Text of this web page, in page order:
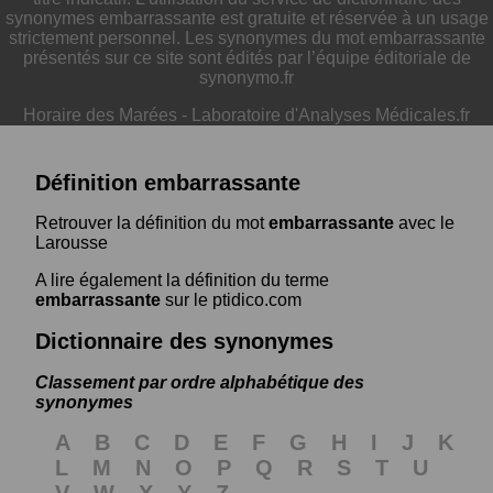
synonymes embarrassante est gratuite et réservée à un usage
strictement personnel. Les synonymes du mot embarrassante
présentés sur ce site sont édités par l’équipe éditoriale de
synonymo.fr
Horaire des Marées - Laboratoire d'Analyses Médicales.fr
Définition embarrassante
Retrouver la définition du motembarrassante avec le
Larousse
A lire également la définition du terme
embarrassante sur le ptidico.com
Dictionnaire des synonymes
Classement par ordre alphabétique des
synonymes
A B C D E F G H I J
K
L
M N O P Q R S T
U